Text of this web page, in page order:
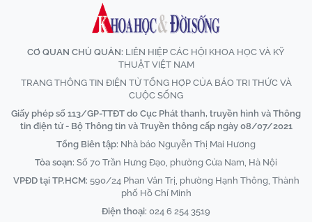
CƠ QUAN CHỦ QUẢN: LIÊN HIỆP CÁC HỘI KHOA HỌC VÀ KỸ
THUẬT VIỆT NAM
TRANG THÔNG TIN ĐIỆN TỬ TỔNG HỢP CỦA BÁO TRI THỨC VÀ
CUỘC SỐNG
Giấy phép số 113/GP-TTĐT do Cục Phát thanh, truyền hình và Thông
tin điện tử - Bộ Thông tin và Truyền thông cấp ngày 08/07/2021
Tổng Biên tập: Nhà báo Nguyễn Thị Mai Hương
Tòa soạn: Số 70 Trần Hưng Đạo, phường Cửa Nam, Hà Nội
VPĐD tại TP.HCM: 590/24 Phan Văn Trị, phường Hạnh Thông, Thành
phố Hồ Chí Minh
Điện thoại: 024 6 254 3519